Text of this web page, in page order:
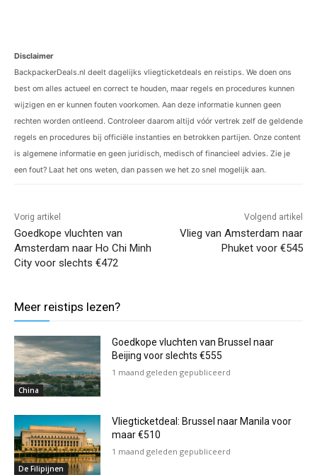
Disclaimer
BackpackerDeals.nl deelt dagelijks vliegticketdeals en reistips. We doen ons
best om alles actueel en correct te houden, maar regels en procedures kunnen
wijzigen en er kunnen fouten voorkomen. Aan deze informatie kunnen geen
rechten worden ontleend. Controleer daarom altijd vóór vertrek zelf de geldende
regels en procedures bij officiële instanties en betrokken partijen. Onze content
is algemene informatie en geen juridisch, medisch of financieel advies. Zie je
een fout? Laat het ons weten, dan passen we het zo snel mogelijk aan.
Vorig artikel
Goedkope vluchten van
Amsterdam naar Ho Chi Minh
City voor slechts €472
Volgend artikel
Vlieg van Amsterdam naar
Phuket voor €545
Meer reistips lezen?
China
Goedkope vluchten van Brussel naar
Beijing voor slechts €555
1 maand geleden gepubliceerd
De Filipijnen
Vliegticketdeal: Brussel naar Manila voor
maar €510
1 maand geleden gepubliceerd